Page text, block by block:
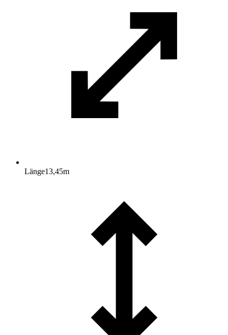
Länge13,45m